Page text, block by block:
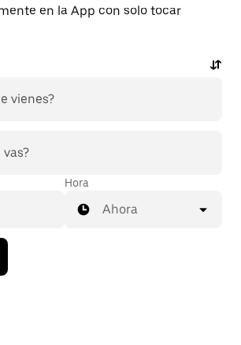
en la App con solo tocar
vienes?
Hora
Ahora